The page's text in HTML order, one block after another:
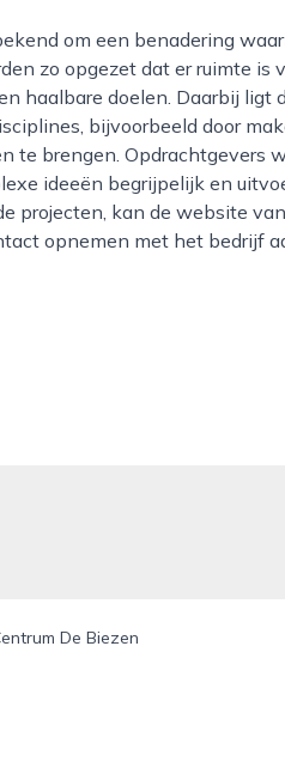
zo opgezet dat er ruimte is
haalbare doelen. Daarbij
bijvoorbeeld door
te brengen. Opdrachtgevers
ideeën begrijpelijk en
projecten, kan de website
opnemen met het bedrijf
De Biezen